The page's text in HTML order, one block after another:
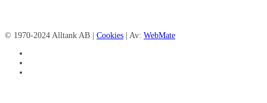
© 1970-2024 Alltank AB | Cookies | Av: WebMate